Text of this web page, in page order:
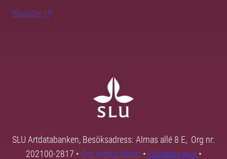
Youtube
SLU Artdatabanken, Besöksadress: Almas allé 8 E, Org nr:
202100-2817 • Om webbplatsen • Hantera kakor •